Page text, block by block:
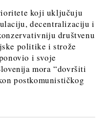
koji uključuju
decentralizaciju i
društvenu
politike i strože
i svoje
mora “dovršiti
postkomunističkog